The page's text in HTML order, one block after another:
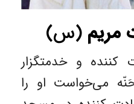
(س)
کننده و خدمتگزار
می‌خواست او را